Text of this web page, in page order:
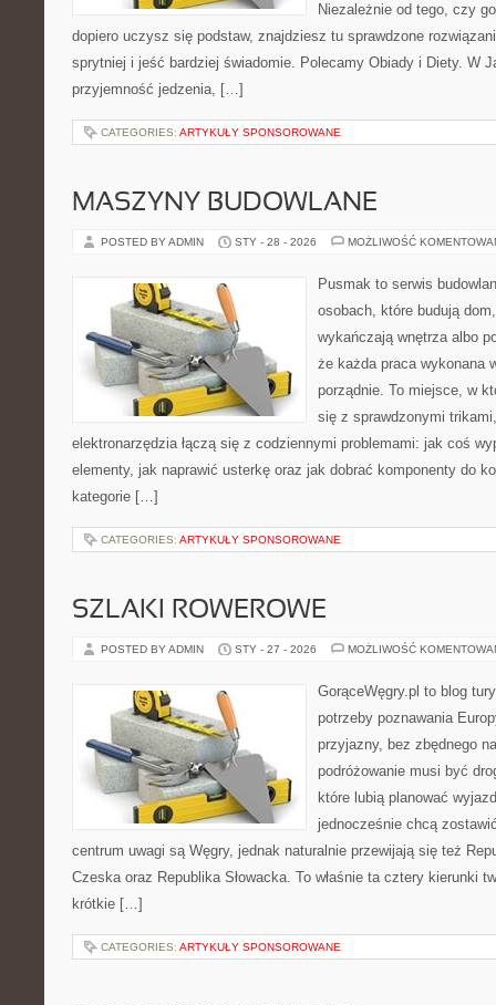
Niezależnie od tego, czy
dopiero uczysz się podstaw, znajdziesz tu sprawdzone
sprytniej i jeść bardziej świadomie. Polecamy Obiady i Diety. W
przyjemność jedzenia, […]
CATEGORIES: ARTYKUŁY SPONSOROWANE
MASZYNY BUDOWLANE
POSTED BY ADMIN STY - 28 - 2026 MOŻLIWOŚĆ
Pusmak to serwis
osobach, które budują
wykańczają wnętrza albo
że każda praca wykonana
porządnie. To miejsce, w
się z sprawdzonymi
elektronarzędzia łączą się z codziennymi problemami: jak coś
elementy, jak naprawić usterkę oraz jak dobrać komponenty do
kategorie […]
CATEGORIES: ARTYKUŁY SPONSOROWANE
SZLAKI ROWEROWE
POSTED BY ADMIN STY - 27 - 2026 MOŻLIWOŚĆ
GorąceWęgry.pl to blog
potrzeby poznawania
przyjazny, bez zbędnego
podróżowanie musi być
które lubią planować
jednocześnie chcą
centrum uwagi są Węgry, jednak naturalnie przewijają się też
Czeska oraz Republika Słowacka. To właśnie ta cztery kierunki
krótkie […]
CATEGORIES: ARTYKUŁY SPONSOROWANE